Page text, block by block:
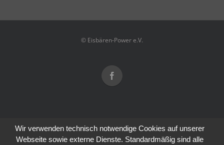
© Eisbären-Power e.V.
Wir verwenden technisch notwendige Cookies auf unserer
Webseite sowie externe Dienste. Standardmäßig sind alle